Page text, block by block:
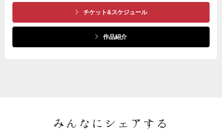
チケット&スケジュール
作品紹介
みんなにシェアする